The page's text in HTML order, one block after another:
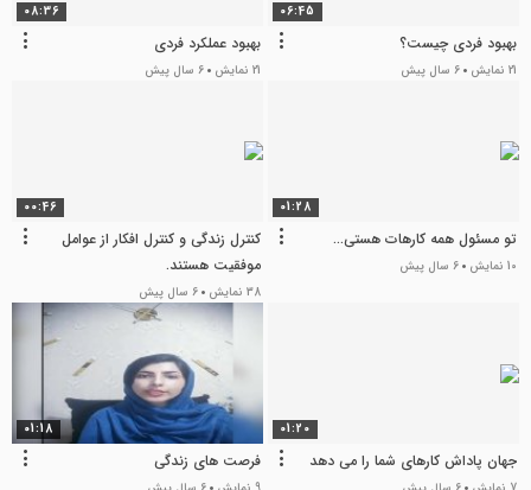
06:45
بهبود فردی چیست؟
21 نمایش 6 سال پیش
08:36
بهبود عملکرد فردی
21 نمایش 6 سال پیش
01:28
تو مسئول همه کارهات هستی...
10 نمایش 6 سال پیش
00:46
کنترل زندگی و کنترل افکار از عوامل
موفقیت هستند.
38 نمایش 6 سال پیش
01:20
جهان پاداش کارهای شما را می دهد
01:18
فرصت های زندگی